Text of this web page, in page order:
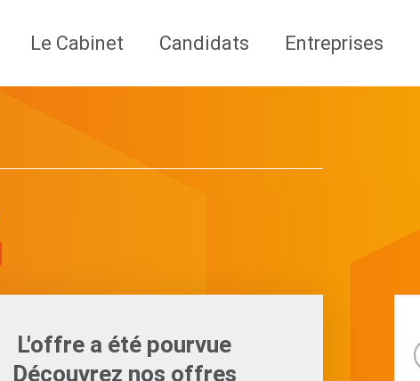
Le Cabinet Candidats Entreprises
L'offre a été pourvue
Découvrez nos offres